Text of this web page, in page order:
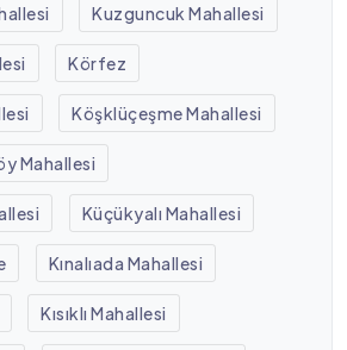
Kuzguncuk Mahallesi
Körfez
Köşklüçeşme Mahallesi
Mahallesi
Küçükyalı Mahallesi
Kınalıada Mahallesi
Kısıklı Mahallesi